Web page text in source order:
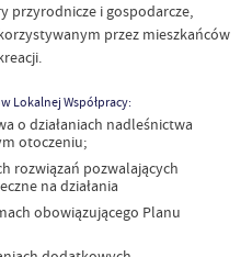
przyrodnicze i gospodarcze,
przez mieszkańców
Lokalnej Współpracy:
o działaniach nadleśnictwa
otoczeniu;
rozwiązań pozwalających
na działania
obowiązującego Planu